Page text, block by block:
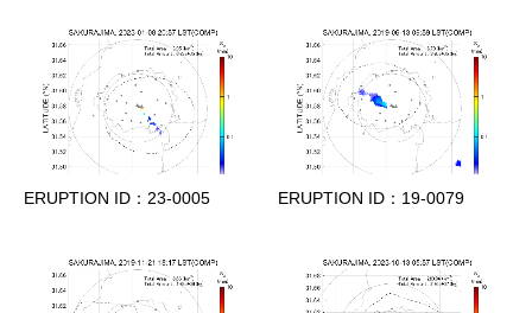
ERUPTION ID：23-0005 ERUPTION ID：19-0079